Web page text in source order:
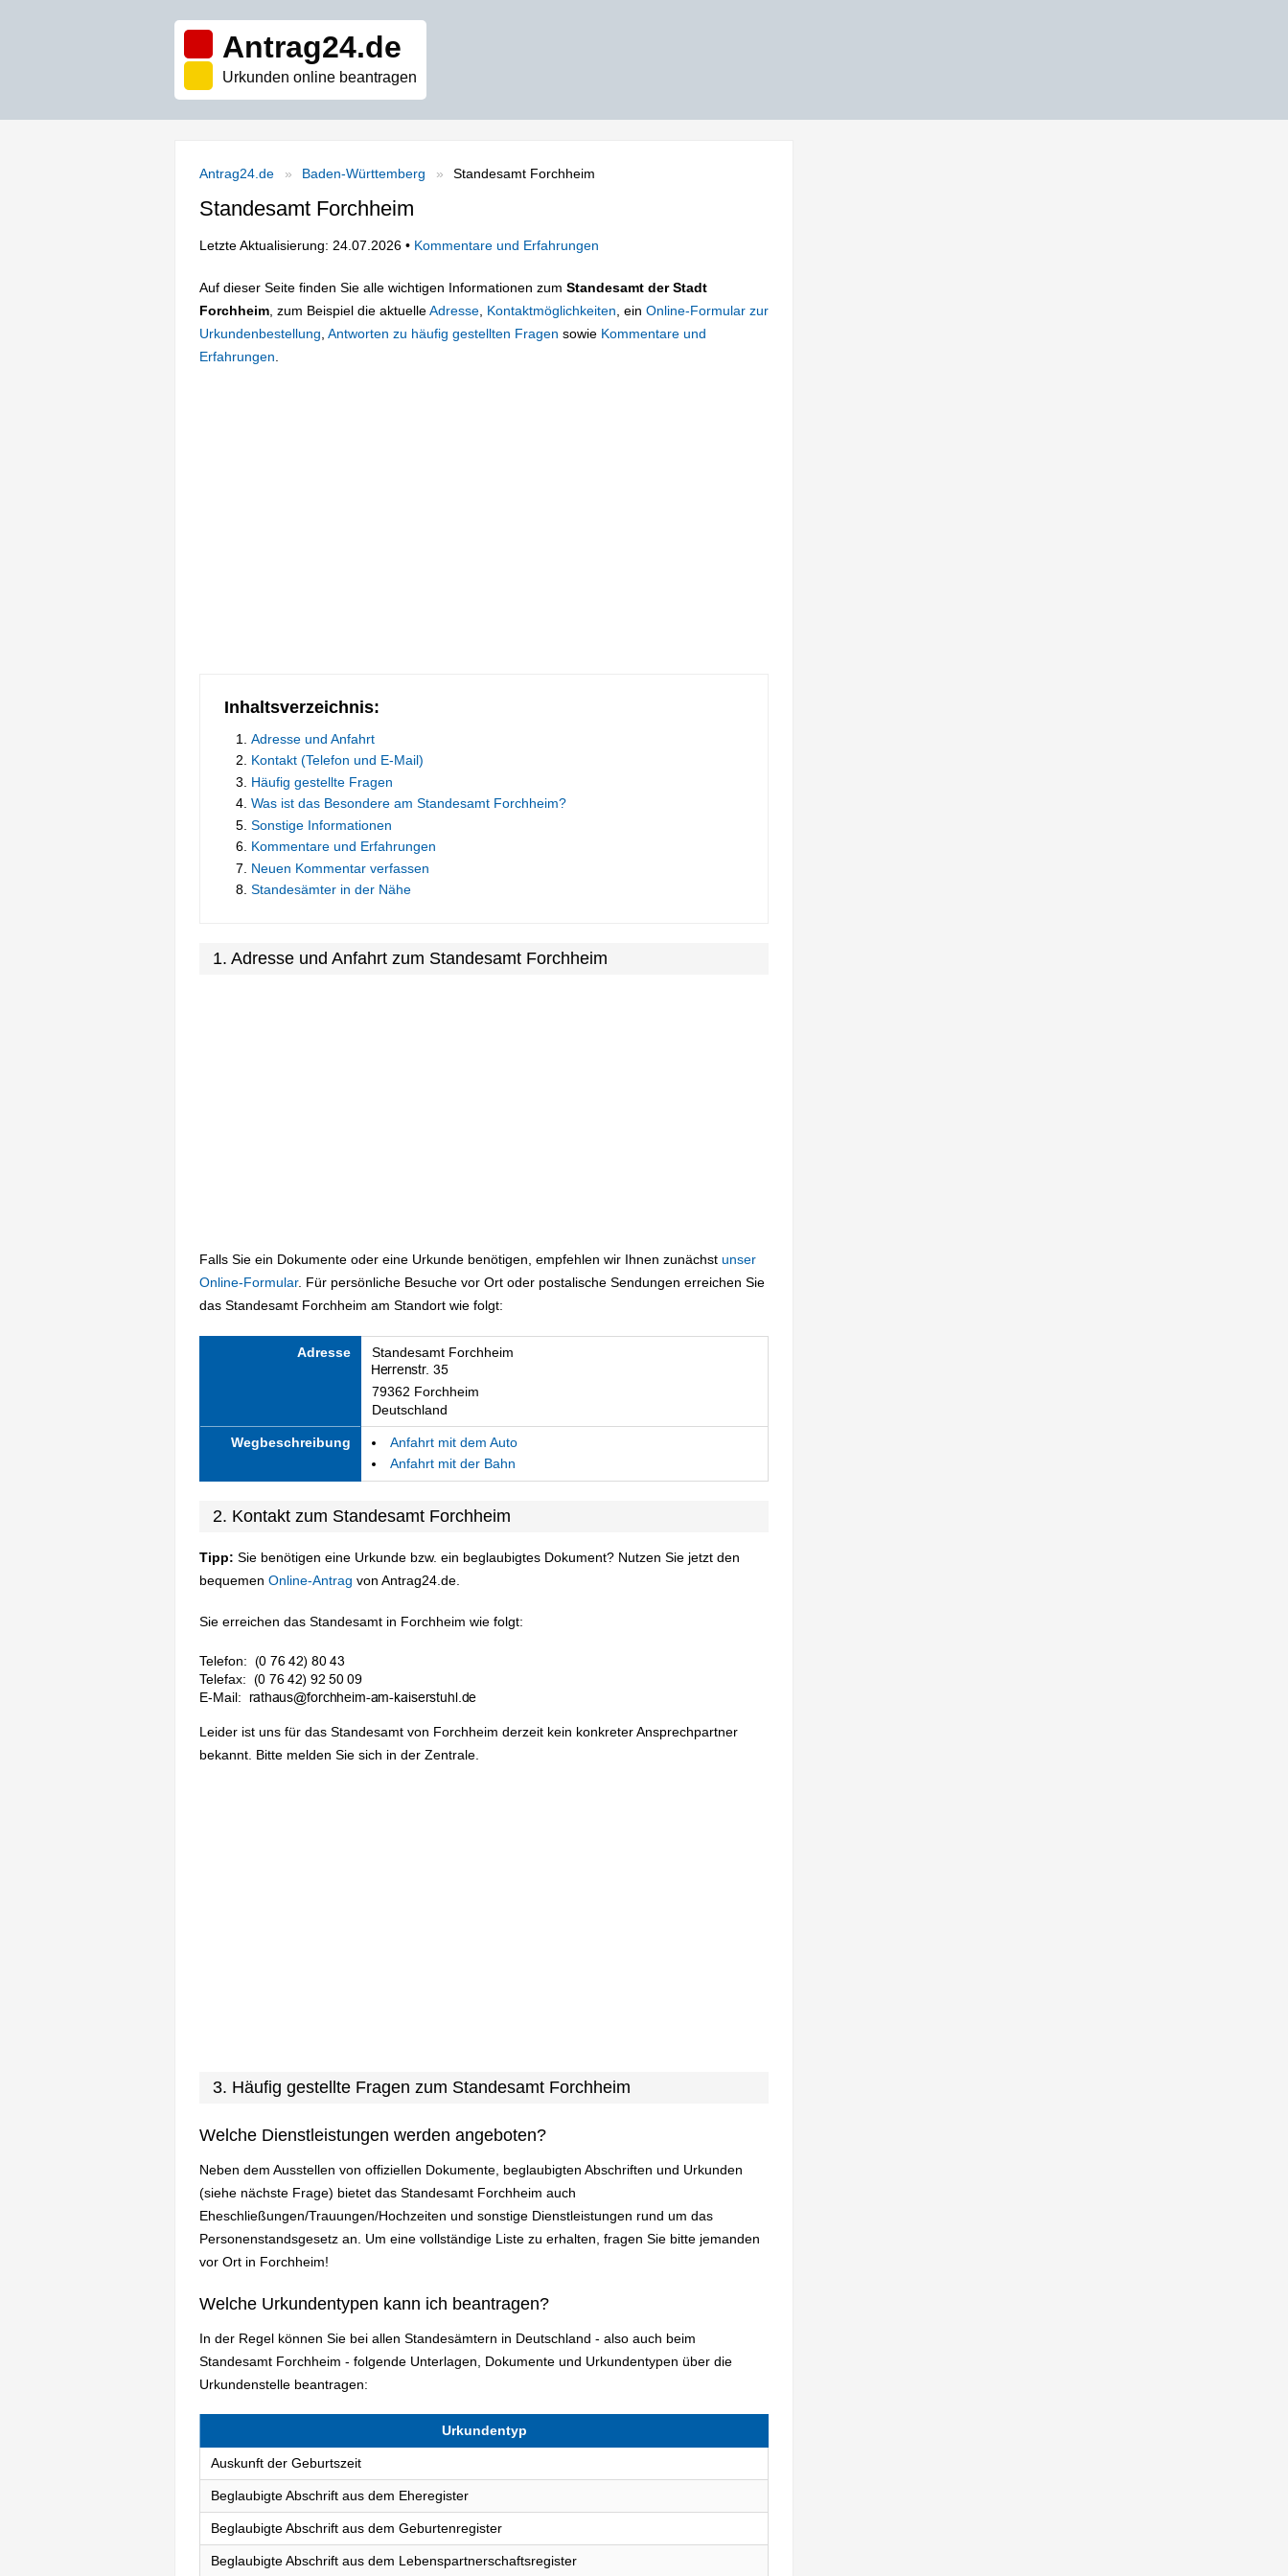
Antrag24.de
Urkunden online beantragen
Antrag24.de Baden-Württemberg Standesamt Forchheim
Standesamt Forchheim
Letzte Aktualisierung: 24.07.2026 • Kommentare und Erfahrungen
Auf dieser Seite finden Sie alle wichtigen Informationen zum Standesamt der Stadt
Forchheim , zum Beispiel die aktuelleAdresse Kontaktmöglichkeiten , ein Online-Formular zur
Urkundenbestellung Antworten zu häufig gestellten Fragen sowie Kommentare und
Erfahrungen
Inhaltsverzeichnis:
Adresse und Anfahrt
Kontakt (Telefon und E-Mail)
Häufig gestellte Fragen
Was ist das Besondere am Standesamt Forchheim?
Sonstige Informationen
Kommentare und Erfahrungen
Neuen Kommentar verfassen
Standesämter in der Nähe
1. Adresse und Anfahrt zum Standesamt Forchheim
Falls Sie ein Dokumente oder eine Urkunde benötigen, empfehlen wir Ihnen zunächst unser
Online-Formular. Für persönliche Besuche vor Ort oder postalische Sendungen erreichen Sie
das Standesamt Forchheim am Standort wie folgt:
Adresse Standesamt Forchheim
79362 Forchheim
Deutschland
Wegbeschreibung
Anfahrt mit dem Auto
Anfahrt mit der Bahn
2. Kontakt zum Standesamt Forchheim
Tipp: Sie benötigen eine Urkunde bzw. ein beglaubigtes Dokument? Nutzen Sie jetzt den
bequemen Online-Antrag von Antrag24.de.
Sie erreichen das Standesamt in Forchheim wie folgt:
Telefon:
Telefax:
E-Mail:
Leider ist uns für das Standesamt von Forchheim derzeit kein konkreter Ansprechpartner
bekannt. Bitte melden Sie sich in der Zentrale.
3. Häufig gestellte Fragen zum Standesamt Forchheim
Welche Dienstleistungen werden angeboten?
Neben dem Ausstellen von offiziellen Dokumente, beglaubigten Abschriften und Urkunden
(siehe nächste Frage) bietet das Standesamt Forchheim auch
Eheschließungen/Trauungen/Hochzeiten und sonstige Dienstleistungen rund um das
Personenstandsgesetz an. Um eine vollständige Liste zu erhalten, fragen Sie bitte jemanden
vor Ort in Forchheim!
Welche Urkundentypen kann ich beantragen?
In der Regel können Sie bei allen Standesämtern in Deutschland - also auch beim
Standesamt Forchheim - folgende Unterlagen, Dokumente und Urkundentypen über die
Urkundenstelle beantragen:
Urkundentyp
Auskunft der Geburtszeit
Beglaubigte Abschrift aus dem Eheregister
Beglaubigte Abschrift aus dem Geburtenregister
Beglaubigte Abschrift aus dem Lebenspartnerschaftsregister